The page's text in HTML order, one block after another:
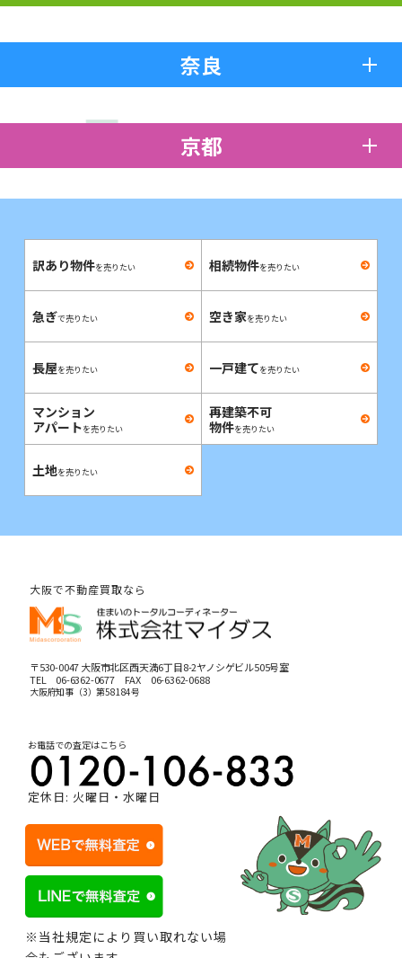
奈良
京都
訳あり物件を売りたい 相続物件を売りたい
急ぎで売りたい 空き家を売りたい
長屋を売りたい 一戸建てを売りたい
マンション
アパートを売りたい
再建築不可
物件を売りたい
土地を売りたい
大阪で不動産買取なら
〒530-0047 大阪市北区西天満6丁目8-2ヤノシゲビル505号室
TEL 06-6362-0677FAX 06-6362-0688
大阪府知事（3）第58184号
お電話での査定はこちら
定休日: 火曜日・水曜日
※当社規定により買い取れない場